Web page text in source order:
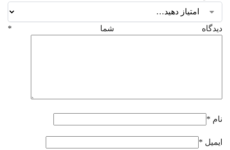
دیدگاه شما *
نام *
ایمیل *